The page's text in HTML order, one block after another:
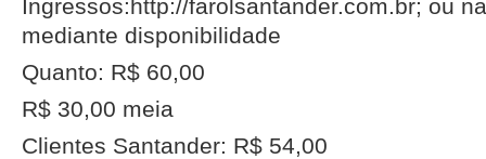
Ingressos:http://farolsantander.com.br; ou
mediante disponibilidade
Quanto: R$ 60,00
R$ 30,00 meia
Clientes Santander: R$ 54,00